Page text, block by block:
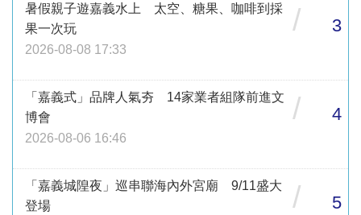
暑假親子遊嘉義水上 太空、糖果、咖啡到採
果一次玩
2026-08-08 17:33
/ 3
「嘉義式」品牌人氣夯 14家業者組隊前進文
博會
2026-08-06 16:46
/ 4
「嘉義城隍夜」巡串聯海內外宮廟 9/11盛大
登場
/ 5